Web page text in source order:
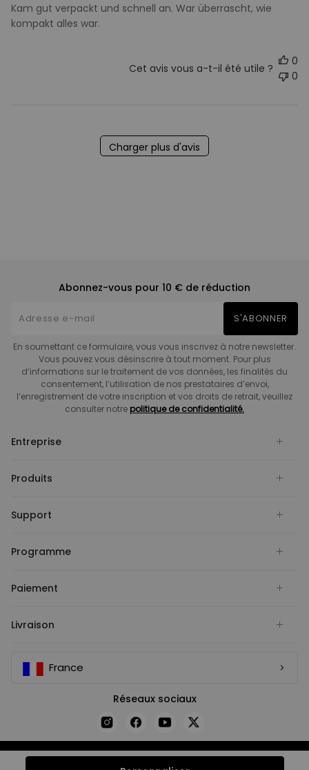
Kam gut verpackt und schnell an. War überrascht, wie
kompakt alles war.
Cet avis vous a-t-il été utile ?
0
0
Charger plus d'avis
Abonnez-vous pour 10 € de réduction
S'ABONNER
En soumettant ce formulaire, vous vous inscrivez à notre newsletter.
Vous pouvez vous désinscrire à tout moment. Pour plus
d’informations sur le traitement de vos données, les finalités du
consentement, l’utilisation de nos prestataires d’envoi,
l’enregistrement de votre inscription et vos droits de retrait, veuillez
consulter notre politique de confidentialité.
Entreprise
Produits
Support
Programme
Paiement
Livraison
France
Réseaux sociaux
COPYRIGHT © FLEXISPOT 2026
Adresse de l'entrepôt : Flexispot GmbH, Franz-Greiß-Straße 7,